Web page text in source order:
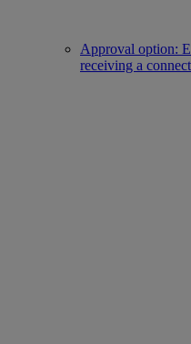
Approval option:
receiving a